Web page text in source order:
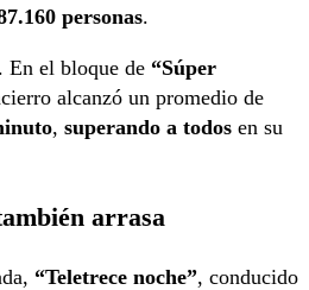
personas.
En el bloque de “Súper
alcanzó un promedio de
, superando a todos en su
arrasa
“Teletrece noche”, conducido